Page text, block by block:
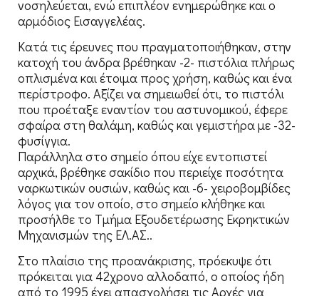
νοσηλεύεται, ενώ επιπλέον ενημερώθηκε και ο
αρμόδιος Εισαγγελέας.
Κατά τις έρευνες που πραγματοποιήθηκαν, στην
κατοχή του άνδρα βρέθηκαν -2- πιστόλια πλήρως
οπλισμένα και έτοιμα προς χρήση, καθώς και ένα
περίστροφο. Αξίζει να σημειωθεί ότι, το πιστόλι
που προέταξε εναντίον του αστυνομικού, έφερε
σφαίρα στη θαλάμη, καθώς και γεμιστήρα με -32-
φυσίγγια.
Παράλληλα στο σημείο όπου είχε εντοπιστεί
αρχικά, βρέθηκε σακίδιο που περιείχε ποσότητα
ναρκωτικών ουσιών, καθώς και -6- χειροβομβίδες
λόγος για τον οποίο, στο σημείο κλήθηκε και
προσήλθε το Τμήμα Εξουδετέρωσης Εκρηκτικών
Μηχανισμών της ΕΛ.ΑΣ..
Στο πλαίσιο της προανάκρισης, πρόεκυψε ότι
πρόκειται για 42χρονο αλλοδαπό, ο οποίος ήδη
από το 1995 έχει απασχολήσει τις Αρχές για